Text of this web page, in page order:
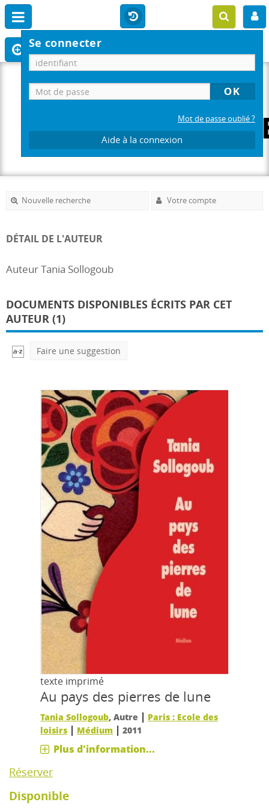
Se connecter
Mot de passe oublié ?
Aide à la connexion
Nouvelle recherche Votre compte
DÉTAIL DE L'AUTEUR
Auteur Tania Sollogoub
DOCUMENTS DISPONIBLES ÉCRITS PAR CET
AUTEUR (1)
Faire une suggestion
texte imprimé
Au pays des pierres de lune
Tania Sollogoub, Autre | Paris : Ecole des
loisirs | Médium |2011
Plus d'information...
Réserver
Disponible